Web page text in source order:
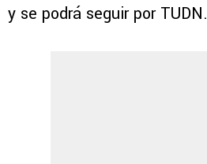
y se podrá seguir por TUDN.